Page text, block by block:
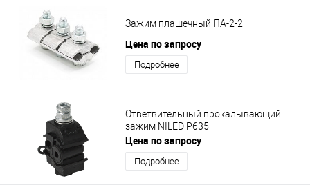
Зажим плашечный ПА-2-2
Цена по запросу
Подробнее
Ответвительный прокалывающий
зажим NILED Р635
Цена по запросу
Подробнее